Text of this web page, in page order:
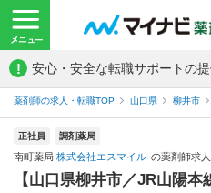
! 安心・安全な転職サポートの提
薬剤師の求人・転職TOP 山口県 柳井市
正社員 調剤薬局
南町薬局 株式会社エスマイル の薬剤師求人
【山口県柳井市／JR山陽